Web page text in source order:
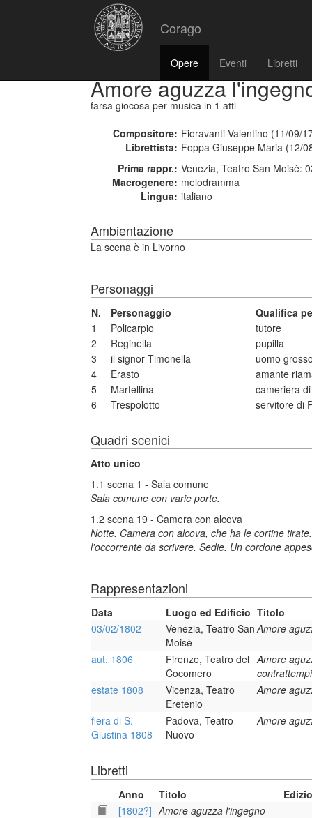
Corago
Opere Eventi Libretti
Amore aguzza
farsa giocosa per musica in 1 atti
Compositore: Fioravanti Valentino (11/09/
Librettista: Foppa Giuseppe Maria (12/
Prima rappr.: Venezia, Teatro San Moisè:
Macrogenere: melodramma
Lingua: italiano
Ambientazione
La scena è in Livorno
Personaggi
N. Personaggio
Qualifica
1
Policarpio
tutore
2
Reginella
pupilla
3
il signor Timonella
uomo
4
Erasto
amante
5
Martellina
cameriera
6
Trespolotto servitore di
Quadri scenici
Atto unico
1.1 scena 1 - Sala comune
Sala comune con varie porte.
1.2 scena 19 - Camera con alcova
Notte. Camera con alcova, che ha le cortine
l'occorrente da scrivere. Sedie. Un cordone
Rappresentazioni
Data Luogo ed Edificio Titolo
03/02/1802
Venezia, Teatro San
Moisè
Amore
aut. 1806
Firenze, Teatro del
Cocomero
Amore
estate 1808
Vicenza, Teatro
Eretenio
Amore
fiera di S.
Giustina 1808
Padova, Teatro
Nuovo
Amore
Libretti
Anno Titolo
[1802?] Amore aguzza l'ingegno